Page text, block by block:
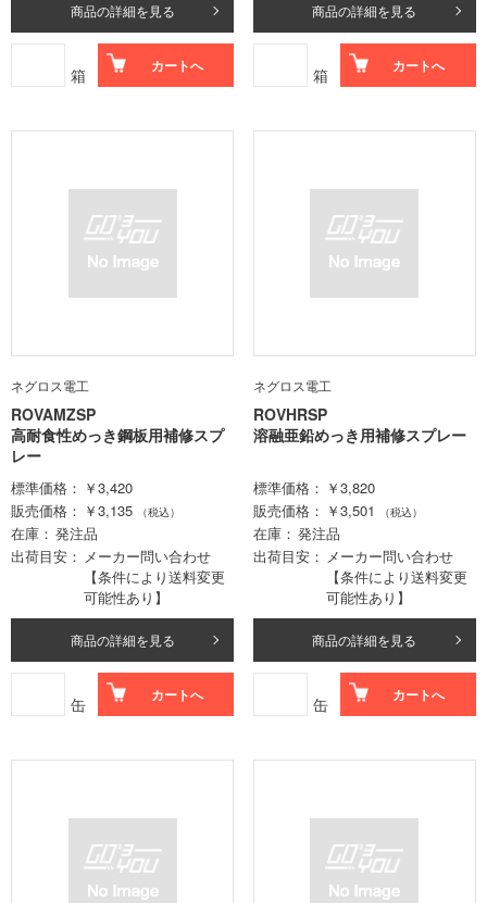
商品の詳細を見る
箱 カートへ
商品の詳細を見る
箱 カートへ
ネグロス電工
ROVAMZSP
高耐食性めっき鋼板用補修スプ
レー
標準価格
￥3,420
販売価格
￥3,135 （税込）
在庫
発注品
出荷目安
メーカー問い合わせ
【条件により送料変更
可能性あり】
商品の詳細を見る
缶 カートへ
ネグロス電工
ROVHRSP
溶融亜鉛めっき用補修スプレー
標準価格
￥3,820
販売価格
￥3,501 （税込）
在庫
発注品
出荷目安
メーカー問い合わせ
【条件により送料変更
可能性あり】
商品の詳細を見る
缶 カートへ